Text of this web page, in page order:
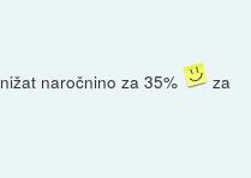
naročnino za 35%
za